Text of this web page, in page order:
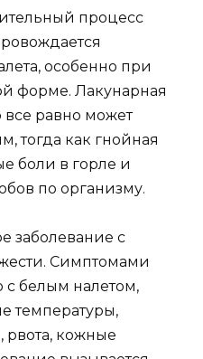
процесс
особенно при
форме. Лакунарная
равно может
тогда как гнойная
боли в горле и
по организму.
заболевание с
Симптомами
с белым налетом,
температуры,
рвота, кожные